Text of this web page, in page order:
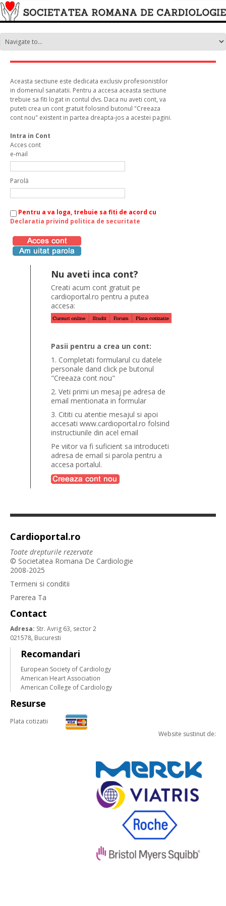
Aceasta sectiune este dedicata exclusiv profesionistilor
in domeniul sanatatii. Pentru a accesa aceasta sectiune
trebuie sa fiti logat in contul dvs. Daca nu aveti cont, va
puteti crea un cont gratuit folosind butonul "Creeaza
cont nou" existent in partea dreapta-jos a acestei pagini.
Intra in Cont
Acces cont
e-mail
Parolă
Pentru a va loga, trebuie sa fiti de acord cu
Declaratia privind politica de securitate
Nu aveti inca cont?
Creati acum cont gratuit pe
cardioportal.ro pentru a putea
accesa:
Pasii pentru a crea un cont:
1. Completati formularul cu datele
personale dand click pe butonul
"Creeaza cont nou"
2. Veti primi un mesaj pe adresa de
email mentionata in formular
3. Cititi cu atentie mesajul si apoi
accesati www.cardioportal.ro folsind
instructiunile din acel email
Pe viitor va fi suficient sa introduceti
adresa de email si parola pentru a
accesa portalul.
Cardioportal.ro
Toate drepturile rezervate
© Societatea Romana De Cardiologie
2008-2025
Termeni si conditii
Parerea Ta
Contact
Adresa: Str. Avrig 63, sector 2
021578, Bucuresti
Recomandari
European Society of Cardiology
American Heart Association
American College of Cardiology
Resurse
Plata cotizatii
Website sustinut de: